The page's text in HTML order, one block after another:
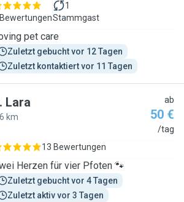
1
Stammgast
pet care
Zuletzt gebucht vor 12 Tagen
Zuletzt kontaktiert vor 11 Tagen
. Lara
km
ab
50 €
/tag
13 Bewertungen
Herzen für vier Pfoten 🐾
Zuletzt gebucht vor 4 Tagen
Zuletzt aktiv vor 3 Tagen